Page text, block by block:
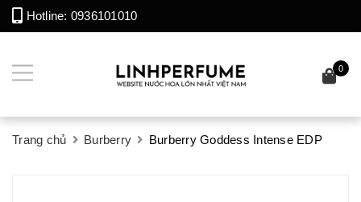
Hotline: 0936101010
0
Trang chủ Burberry Burberry Goddess Intense EDP